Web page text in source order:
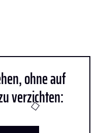
ohne auf
verzichten: